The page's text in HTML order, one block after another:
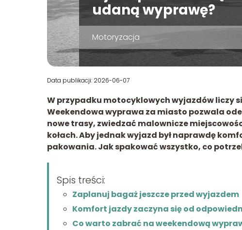
udaną wyprawę?
Motoryzacja
Data publikacji: 2026-06-07
W przypadku motocyklowych wyjazdów liczy
Weekendowa wyprawa za miasto pozwala
nowe trasy, zwiedzać malownicze
kołach. Aby jednak wyjazd był naprawdę
pakowania. Jak spakować wszystko, co
Spis treści:
Zaplanuj bagaż jeszcze przed wyjazdem
Komfort jazdy zaczyna się od
Co warto zabrać na weekendową